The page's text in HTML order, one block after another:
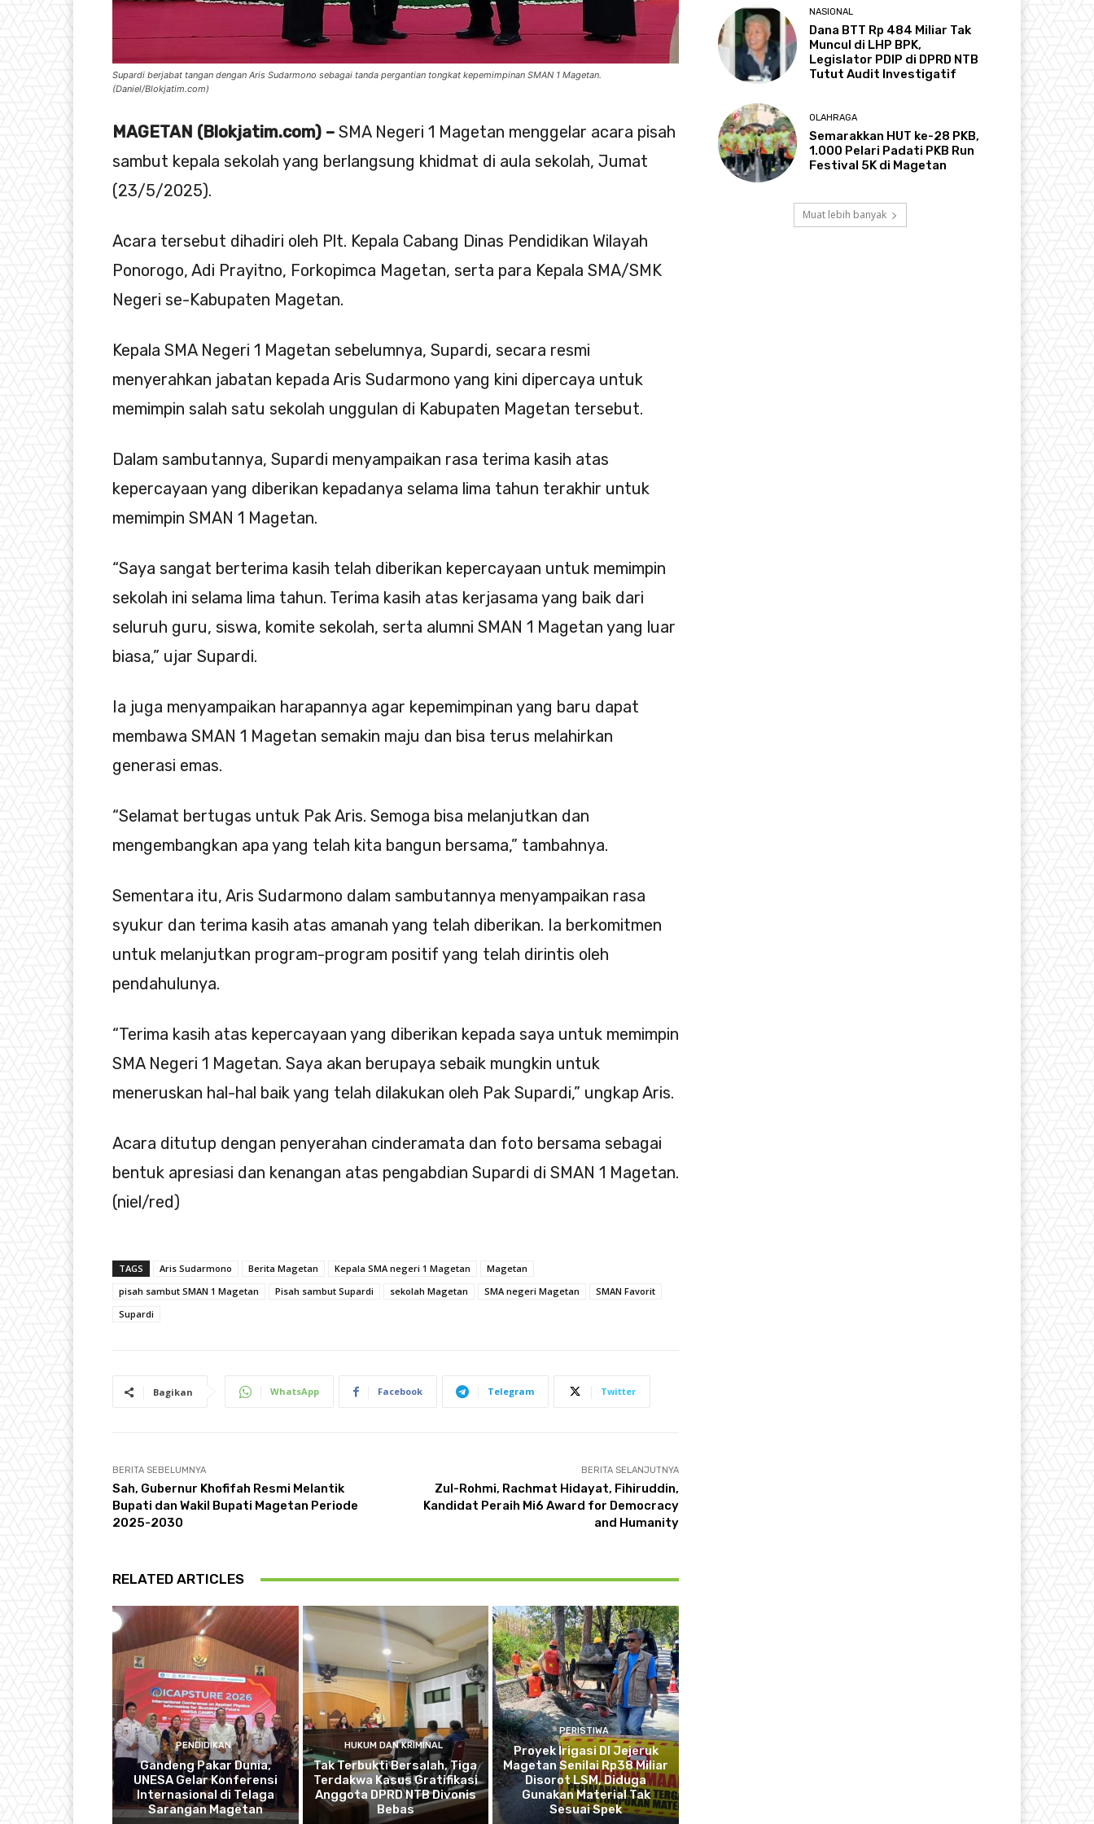
Supardi berjabat tangan dengan Aris Sudarmono sebagai tanda pergantian tongkat kepemimpinan SMAN 1 Magetan.
(Daniel/Blokjatim.com)
MAGETAN (Blokjatim.com) – SMA Negeri 1 Magetan menggelar acara pisah
sambut kepala sekolah yang berlangsung khidmat di aula sekolah, Jumat
(23/5/2025).
Acara tersebut dihadiri oleh Plt. Kepala Cabang Dinas Pendidikan Wilayah
Ponorogo, Adi Prayitno, Forkopimca Magetan, serta para Kepala SMA/SMK
Negeri se-Kabupaten Magetan.
Kepala SMA Negeri 1 Magetan sebelumnya, Supardi, secara resmi
menyerahkan jabatan kepada Aris Sudarmono yang kini dipercaya untuk
memimpin salah satu sekolah unggulan di Kabupaten Magetan tersebut.
Dalam sambutannya, Supardi menyampaikan rasa terima kasih atas
kepercayaan yang diberikan kepadanya selama lima tahun terakhir untuk
memimpin SMAN 1 Magetan.
“Saya sangat berterima kasih telah diberikan kepercayaan untuk memimpin
sekolah ini selama lima tahun. Terima kasih atas kerjasama yang baik dari
seluruh guru, siswa, komite sekolah, serta alumni SMAN 1 Magetan yang luar
biasa,” ujar Supardi.
Ia juga menyampaikan harapannya agar kepemimpinan yang baru dapat
membawa SMAN 1 Magetan semakin maju dan bisa terus melahirkan
generasi emas.
“Selamat bertugas untuk Pak Aris. Semoga bisa melanjutkan dan
mengembangkan apa yang telah kita bangun bersama,” tambahnya.
Sementara itu, Aris Sudarmono dalam sambutannya menyampaikan rasa
syukur dan terima kasih atas amanah yang telah diberikan. Ia berkomitmen
untuk melanjutkan program-program positif yang telah dirintis oleh
pendahulunya.
“Terima kasih atas kepercayaan yang diberikan kepada saya untuk memimpin
SMA Negeri 1 Magetan. Saya akan berupaya sebaik mungkin untuk
meneruskan hal-hal baik yang telah dilakukan oleh Pak Supardi,” ungkap Aris.
Acara ditutup dengan penyerahan cinderamata dan foto bersama sebagai
bentuk apresiasi dan kenangan atas pengabdian Supardi di SMAN 1 Magetan.
(niel/red)
TAGS Aris Sudarmono Berita Magetan Kepala SMA negeri 1 Magetan
Magetan
pisah sambut SMAN 1 Magetan
Pisah sambut Supardi sekolah Magetan SMA negeri Magetan
SMAN Favorit
Supardi
Bagikan WhatsApp Facebook Telegram Twitter
BERITA SEBELUMNYA
Sah, Gubernur Khofifah Resmi Melantik
Bupati dan Wakil Bupati Magetan Periode
2025-2030
BERITA SELANJUTNYA
Zul-Rohmi, Rachmat Hidayat, Fihiruddin,
Kandidat Peraih Mi6 Award for Democracy
and Humanity
RELATED ARTICLES
PENDIDIKAN
Gandeng Pakar Dunia,
UNESA Gelar Konferensi
Internasional di Telaga
Sarangan Magetan
HUKUM DAN KRIMINAL
Tak Terbukti Bersalah, Tiga
Terdakwa Kasus Gratifikasi
Anggota DPRD NTB Divonis
Bebas
PERISTIWA
Proyek Irigasi DI Jejeruk
Magetan Senilai Rp38 Miliar
Disorot LSM, Diduga
Gunakan Material Tak
Sesuai Spek
NASIONAL
Dana BTT Rp 484 Miliar Tak
Muncul di LHP BPK,
Legislator PDIP di DPRD NTB
Tutut Audit Investigatif
OLAHRAGA
Semarakkan HUT ke-28 PKB,
1.000 Pelari Padati PKB Run
Festival 5K di Magetan
Muat lebih banyak